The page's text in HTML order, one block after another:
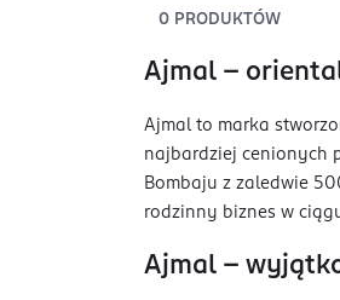
0 PRODUKTÓW
Ajmal –
Ajmal to marka
najbardziej cenionych
Bombaju z zaledwie
rodzinny biznes w
Ajmal –